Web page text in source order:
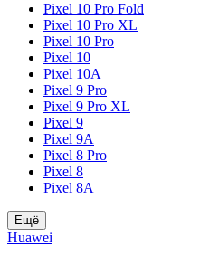
Pixel 10 Pro Fold
Pixel 10 Pro XL
Pixel 10 Pro
Pixel 10
Pixel 10A
Pixel 9 Pro
Pixel 9 Pro XL
Pixel 9
Pixel 9A
Pixel 8 Pro
Pixel 8
Pixel 8A
Ещё
Huawei